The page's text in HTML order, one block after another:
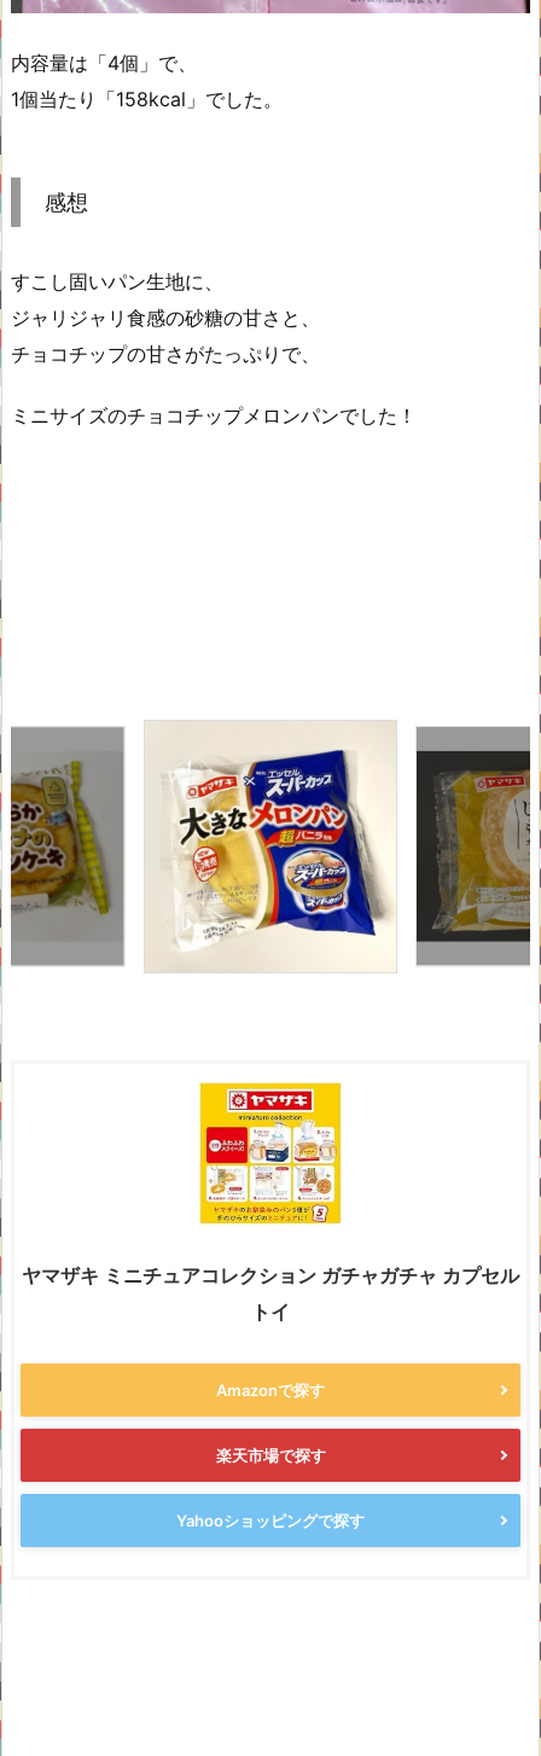
内容量は「4個」で、
1個当たり「158kcal」でした。
感想
すこし固いパン生地に、
ジャリジャリ食感の砂糖の甘さと、
チョコチップの甘さがたっぷりで、
ミニサイズのチョコチップメロンパンでした！
ヤマザキ ミニチュアコレクション ガチャガチャ カプセル
トイ
Amazonで探す
楽天市場で探す
Yahooショッピングで探す